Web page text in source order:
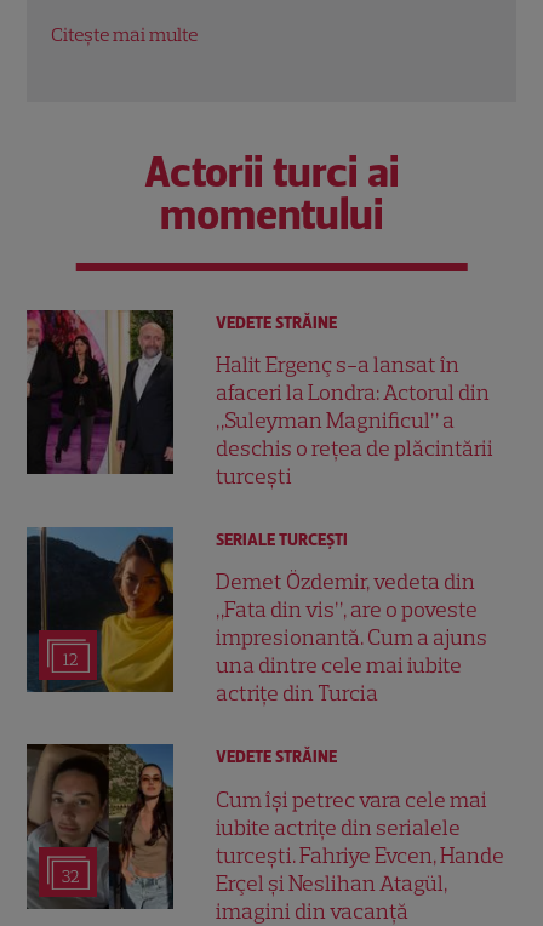
Actorii turci ai
momentului
VEDETE STRĂINE
Halit Ergenç s-a lansat în
afaceri la Londra: Actorul din
„Suleyman Magnificul” a
deschis o rețea de plăcintării
turcești
12
SERIALE TURCEŞTI
Demet Özdemir, vedeta din
„Fata din vis”, are o poveste
impresionantă. Cum a ajuns
una dintre cele mai iubite
actrițe din Turcia
32
VEDETE STRĂINE
Cum își petrec vara cele mai
iubite actrițe din serialele
turcești. Fahriye Evcen, Hande
Erçel și Neslihan Atagül,
imagini din vacanță